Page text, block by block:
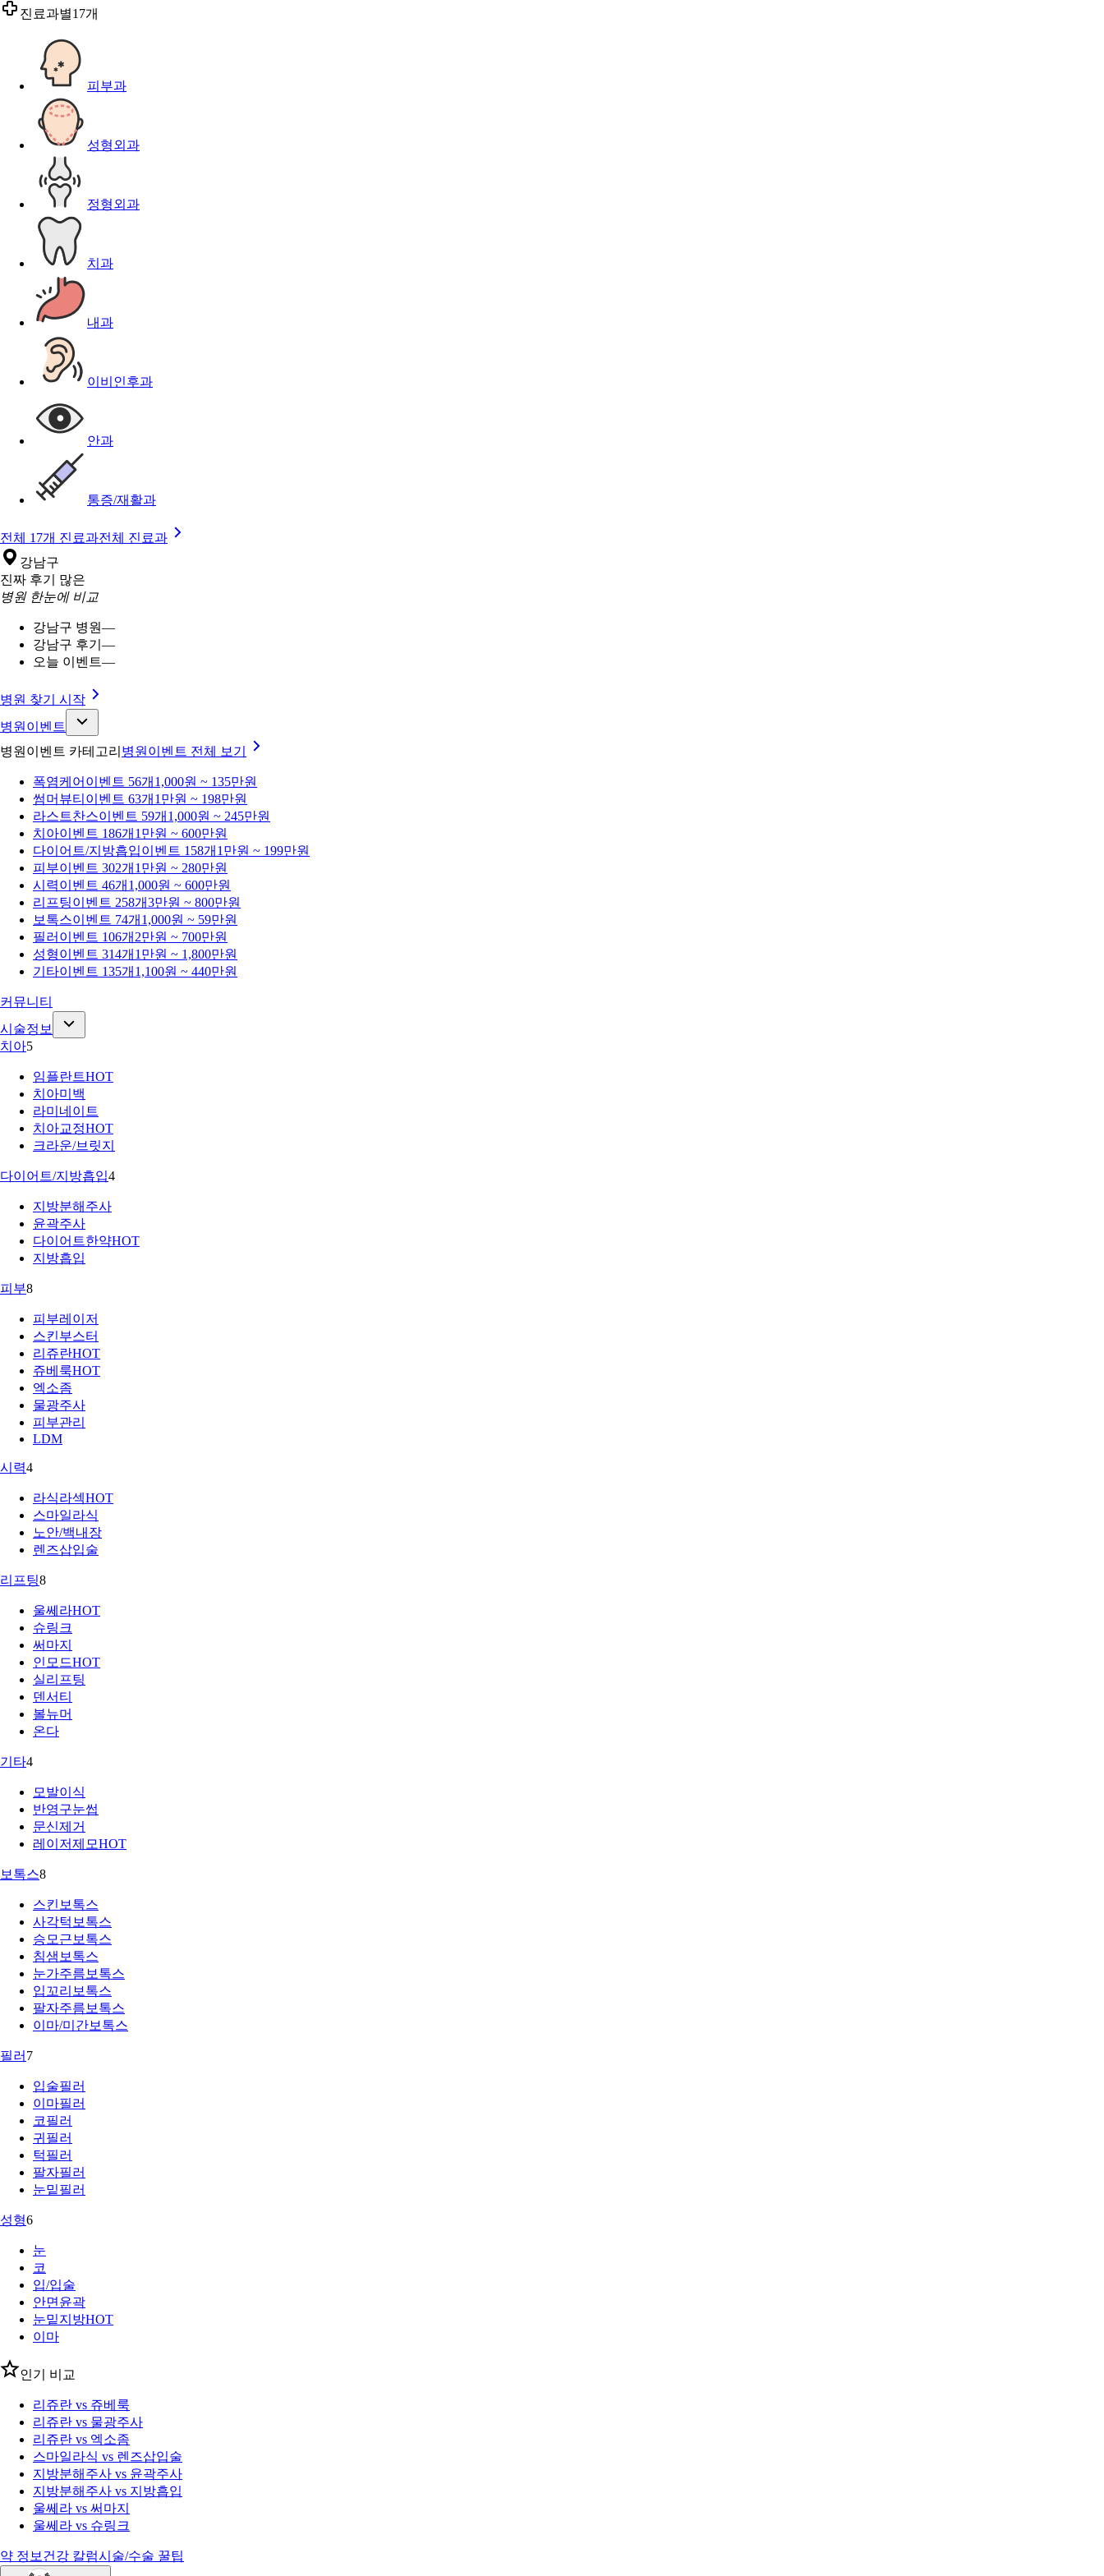
진료과별17개
피부과
성형외과
정형외과
치과
내과
이비인후과
안과
통증/재활과
전체 17개 진료과전체 진료과
강남구
진짜 후기 많은
병원 한눈에 비교
강남구 병원—
강남구 후기 —
오늘 이벤트—
병원 찾기 시작
병원이벤트
병원이벤트 카테고리 병원이벤트 전체 보기
폭염케어 이벤트 56개 1,000원 ~ 135만원
썸머뷰티 이벤트 63개 1만원 ~ 198만원
라스트찬스이벤트 59개 1,000원 ~ 245만원
치아이벤트 186개 1만원 ~ 600만원
다이어트/지방흡입이벤트 158개 1만원 ~ 199만원
피부이벤트 302개 1만원 ~ 280만원
시력이벤트 46개 1,000원 ~ 600만원
리프팅이벤트 258개3만원 ~ 800만원
보톡스이벤트 74개 1,000원 ~ 59만원
필러 이벤트 106개 2만원 ~ 700만원
성형이벤트 314개 1만원 ~ 1,800만원
기타이벤트 135개 1,100원 ~ 440만원
커뮤니티
시술정보
치아5
임플란트HOT
치아미백
라미네이트
치아교정HOT
크라운/브릿지
다이어트/지방흡입4
지방분해주사
윤곽주사
다이어트한약HOT
지방흡입
피부8
피부레이저
스킨부스터
리쥬란HOT
쥬베룩HOT
엑소좀
물광주사
피부관리
LDM
시력4
라식라섹HOT
스마일라식
노안/백내장
렌즈삽입술
리프팅8
울쎄라HOT
슈링크
써마지
인모드HOT
실리프팅
덴서티
볼뉴머
온다
기타4
모발이식
반영구눈썹
문신제거
레이저제모HOT
보톡스8
스킨보톡스
사각턱보톡스
승모근보톡스
침샘보톡스
눈가주름보톡스
입꼬리보톡스
팔자주름보톡스
이마/미간보톡스
필러 7
입술필러
이마필러
코필러
귀필러
턱필러
팔자필러
눈밑필러
성형6
눈
코
입/입술
안면윤곽
눈밑지방HOT
이마
인기 비교
리쥬란 vs 쥬베룩
리쥬란 vs 물광주사
리쥬란 vs 엑소좀
스마일라식 vs 렌즈삽입술
지방분해주사 vs 윤곽주사
지방분해주사 vs 지방흡입
울쎄라 vs 써마지
울쎄라 vs 슈링크
약 정보 건강 칼럼시술/수술 꿀팁